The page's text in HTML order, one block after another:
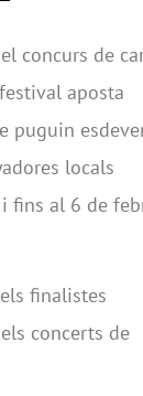
concurs de
aposta
puguin
locals
fins al 6 de
finalistes
concerts de